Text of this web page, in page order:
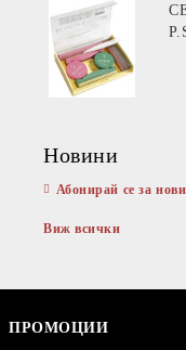
Новини
Абонирай се за
Виж всички
ПРОМОЦИИ